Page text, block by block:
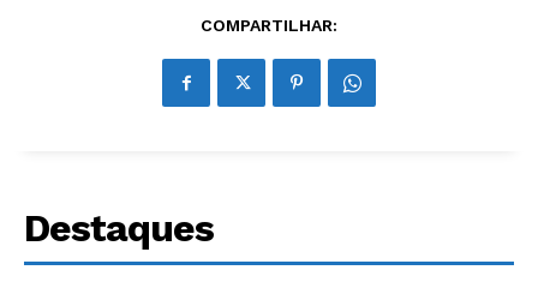
COMPARTILHAR:
Destaques